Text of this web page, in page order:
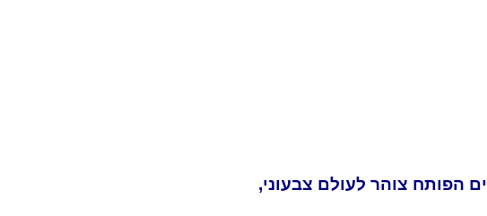
הקייטנה .
הפותח צוהר לעולם צבעוני,